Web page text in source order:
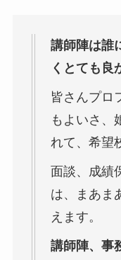
講師陣は誰
くとても良
皆さんプロ
もよいさ、
れて、希望
面談、成績
は、まあま
えます。
講師陣、事